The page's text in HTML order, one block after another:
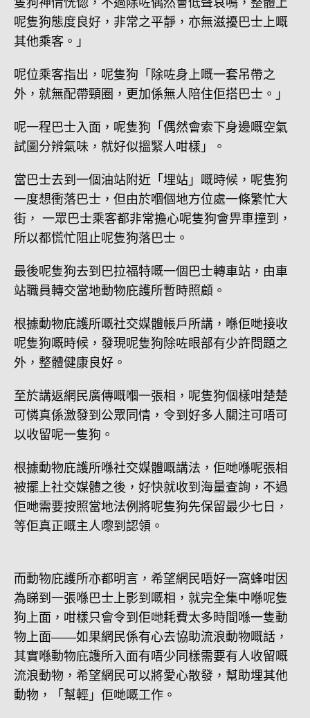
呢隻狗態度良好，非常之平靜，亦無滋擾巴士上嘅
其他乘客。」
呢位乘客指出，呢隻狗「除咗身上嘅一套吊帶之
外，就無配帶頸圈，更加係無人陪住佢搭巴士。」
呢一程巴士入面，呢隻狗「偶然會索下身邊嘅空氣
試圖分辨氣味，就好似搵緊人咁樣」。
當巴士去到一個油站附近「埋站」嘅時候，呢隻狗
一度想衝落巴士，但由於嗰個地方位處一條繁忙大
街， 一眾巴士乘客都非常擔心呢隻狗會畀車撞到，
所以都慌忙阻止呢隻狗落巴士。
最後呢隻狗去到巴拉福特嘅一個巴士轉車站，由車
站職員轉交當地動物庇護所暫時照顧。
根據動物庇護所嘅社交媒體帳戶所講，喺佢哋接收
呢隻狗嘅時候，發現呢隻狗除咗眼部有少許問題之
外，整體健康良好。
至於講返網民廣傳嘅嗰一張相，呢隻狗個樣咁楚楚
可憐真係激發到公眾同情，令到好多人關注可唔可
以收留呢一隻狗。
根據動物庇護所喺社交媒體嘅講法，佢哋喺呢張相
被擺上社交媒體之後，好快就收到海量查詢，不過
佢哋需要按照當地法例將呢隻狗先保留最少七日，
等佢真正嘅主人嚟到認領。
而動物庇護所亦都明言，希望網民唔好一窩蜂咁因
為睇到一張喺巴士上影到嘅相，就完全集中喺呢隻
狗上面，咁樣只會令到佢哋耗費太多時間喺一隻動
物上面――如果網民係有心去協助流浪動物嘅話，
其實喺動物庇護所入面有唔少同樣需要有人收留嘅
流浪動物，希望網民可以將愛心散發，幫助埋其他
動物，「幫輕」佢哋嘅工作。